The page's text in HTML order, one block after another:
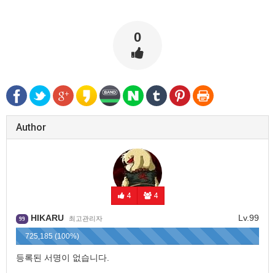
0
Author
4 4
Lv.99
99 HIKARU 최고관리자
725,185 (100%)
등록된 서명이 없습니다.